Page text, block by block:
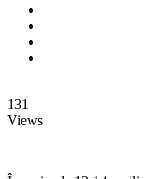
131
Views